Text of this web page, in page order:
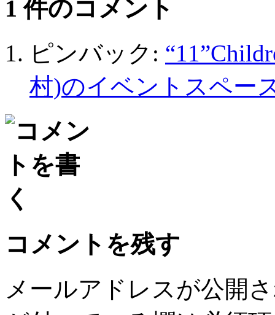
1 件のコメント
ピンバック:
村)のイベントスペー
コメントを残す
メールアドレスが公開